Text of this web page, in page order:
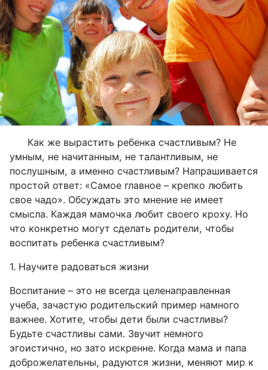
Как же вырастить ребенка счастливым? Не
умным, не начитанным, не талантливым, не
послушным, а именно счастливым? Напрашивается
простой ответ: «Самое главное – крепко любить
свое чадо». Обсуждать это мнение не имеет
смысла. Каждая мамочка любит своего кроху. Но
что конкретно могут сделать родители, чтобы
воспитать ребенка счастливым?
1. Научите радоваться жизни
Воспитание – это не всегда целенаправленная
учеба, зачастую родительский пример намного
важнее. Хотите, чтобы дети были счастливы?
Будьте счастливы сами. Звучит немного
эгоистично, но зато искренне. Когда мама и папа
доброжелательны, радуются жизни, меняют мир к